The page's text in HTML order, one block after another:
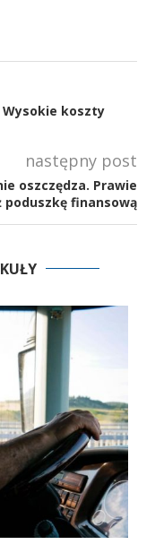
koszty
następny post
oszczędza. Prawie
poduszkę finansową